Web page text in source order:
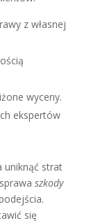
z własnej
wyceny.
ekspertów
uniknąć strat
szkody
się